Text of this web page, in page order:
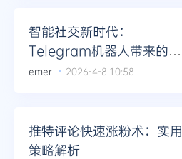
智能社交新时代：
Telegram机器人带来的变
革
emer 2026-4-8 10:58
推特评论快速涨粉术：实用
策略解析